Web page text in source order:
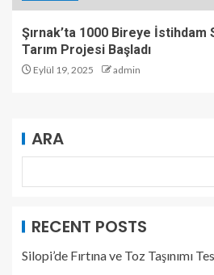
Şırnak’ta 1000 Bireye İstihdam
Tarım Projesi Başladı
Eylül 19, 2025 admin
ARA
RECENT POSTS
Silopi’de Fırtına ve Toz Taşınımı